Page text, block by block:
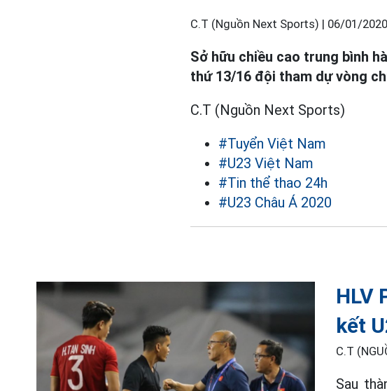
C.T (Nguồn Next Sports) | 06/01/
Sở hữu chiều cao trung bình
thứ 13/16 đội tham dự vòng
C.T (Nguồn Next Sports)
#Tuyển Việt Nam
#U23 Việt Nam
#Tin thể thao 24h
#U23 Châu Á 2020
HLV
kết
C.T
Sau